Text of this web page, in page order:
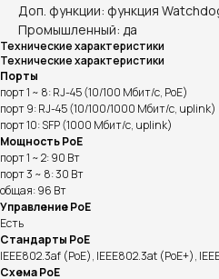
Доп. функции: функция
Промышленный: да
Технические характеристики
Технические характеристики
Порты
порт 1 ~ 8: RJ-45 (10/100 Мбит/с, PoE)
порт 9: RJ-45 (10/100/1000 Мбит/с, uplink)
порт 10: SFP (1000 Мбит/с, uplink)
Мощность PoE
порт 1 ~ 2: 90 Вт
порт 3 ~ 8: 30 Вт
общая: 96 Вт
Управление PoE
Есть
Стандарты PoE
IEEE802.3af (PoE), IEEE802.3at (PoE+),
Схема PoE